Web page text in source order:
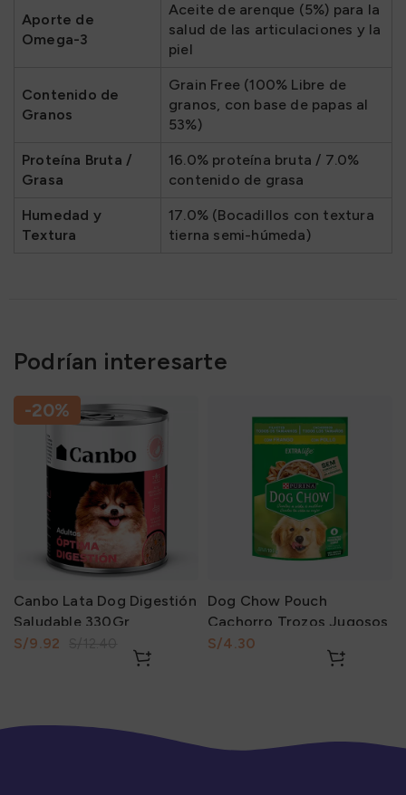
Aporte de
Omega-3
Aceite de arenque (5%) para la
salud de las articulaciones y la
piel
Contenido de
Granos
Grain Free (100% Libre de
granos, con base de papas al
53%)
Proteína Bruta /
Grasa
16.0% proteína bruta / 7.0%
contenido de grasa
Humedad y
Textura
17.0% (Bocadillos con textura
tierna semi-húmeda)
Podrían interesarte
-20%
Canbo Lata Dog Digestión
Saludable 330Gr
S/9.92
Dog Chow Pouch
Cachorro Trozos Jugosos
Pollo 100Gr
S/